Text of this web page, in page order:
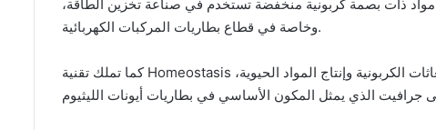
ذات بصمة كربونية منخفضة تستخدم في صناعة تخزين الطاقة،
وخاصة في قطاع بطاريات المركبات الكهربائية.
كما تملك تقنية Homeostasis القدرة على المساهمة في سد الفجوة بين استخلاص الانبعاثات الكربونية وإنتاج المواد الحيوية،